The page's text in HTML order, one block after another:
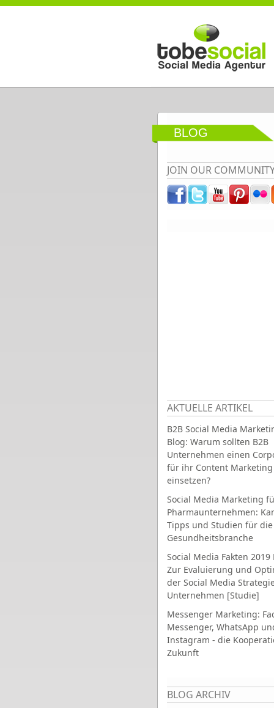
Direkt zum Inhalt
BLOG
JOIN OUR
AKTUELLE ARTIKEL
B2B Social Media
Blog: Warum sollten B2B
Unternehmen einen
für ihr Content Marketing
einsetzen?
Social Media Marketing
Pharmaunternehmen:
Tipps und Studien für die
Gesundheitsbranche
Social Media Fakten 2019
Zur Evaluierung und
der Social Media
Unternehmen [Studie]
Messenger Marketing:
Messenger, WhatsApp
Instagram - die
Zukunft
BLOG ARCHIV
Seiten